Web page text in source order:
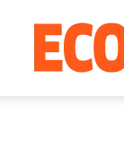
gratuito
com
circulação